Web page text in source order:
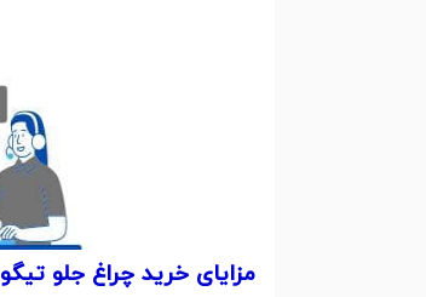
مزایای خرید چراغ جلو تیگو 8 پرو از اورچینال: